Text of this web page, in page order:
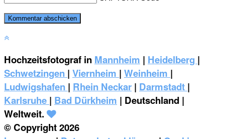
Hochzeitsfotograf in Mannheim | Heidelberg |
Schwetzingen | Viernheim | Weinheim |
‎Ludwigshafen | Rhein Neckar | Darmstadt |
Karlsruhe | Bad Dürkheim | Deutschland |
Weltweit.
© Copyright 2026